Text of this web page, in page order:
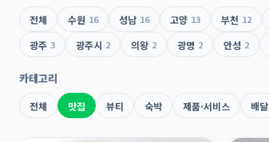
전체 수원 16 성남 16 고양 13 부천 12
광주 3 광주시 2 의왕 2 광명 2 안성 2
카테고리
전체 맛집 뷰티 숙박 제품·서비스 배달